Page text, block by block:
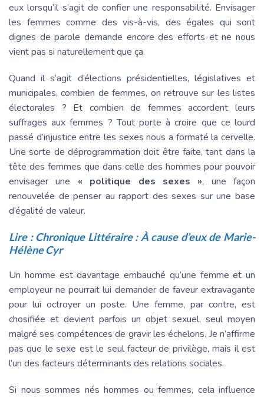
eux lorsqu’il s’agit de confier une responsabilité. Envisager
les femmes comme des vis-à-vis, des égales qui sont
dignes de parole demande encore des efforts et ne nous
vient pas si naturellement que ça.
Quand il s’agit d’élections présidentielles, législatives et
municipales, combien de femmes, on retrouve sur les listes
électorales ? Et combien de femmes accordent leurs
suffrages aux femmes ? Tout porte à croire que ce lourd
passé d’injustice entre les sexes nous a formaté la cervelle.
Une sorte de déprogrammation doit être faite, tant dans la
tête des femmes que dans celle des hommes pour pouvoir
envisager une « politique des sexes », une façon
renouvelée de penser au rapport des sexes sur une base
d’égalité de valeur.
Lire : Chronique Littéraire : À cause d’eux de Marie-
Hélène Cyr
Un homme est davantage embauché qu’une femme et un
employeur ne pourrait lui demander de faveur extravagante
pour lui octroyer un poste. Une femme, par contre, est
chosifiée et devient parfois un objet sexuel, seul moyen
malgré ses compétences de gravir les échelons. Je n’affirme
pas que le sexe est le seul facteur de privilège, mais il est
l’un des facteurs déterminants des relations sociales.
Si nous sommes nés hommes ou femmes, cela influence